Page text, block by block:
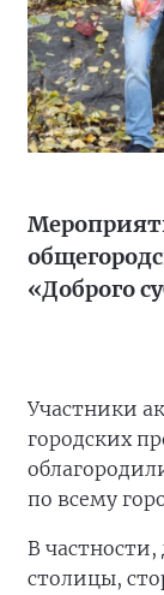
«Доброго
Участники
городских
по всему
В частности,
столицы,